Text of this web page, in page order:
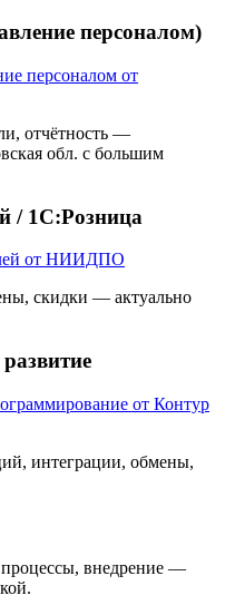
персоналом)
персоналом от
отчётность —
обл. с большим
/ 1С:Розница
от НИИДПО
скидки — актуально
от Контур
интеграции, обмены,
процессы, внедрение —